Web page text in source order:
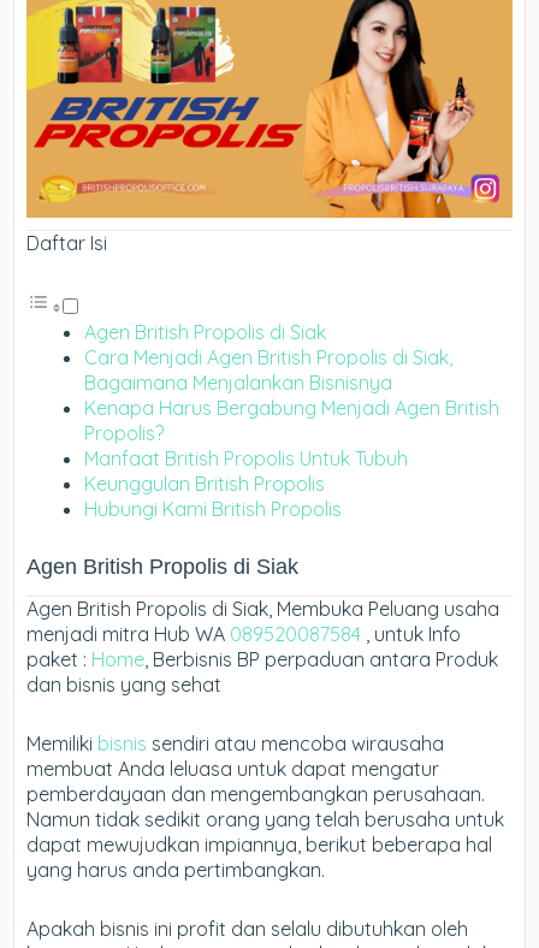
Daftar Isi
Agen British Propolis di Siak
Cara Menjadi Agen British Propolis di Siak,
Bagaimana Menjalankan Bisnisnya
Kenapa Harus Bergabung Menjadi Agen British
Propolis?
Manfaat British Propolis Untuk Tubuh
Keunggulan British Propolis
Hubungi Kami British Propolis
Agen British Propolis di Siak
Agen British Propolis di Siak, Membuka Peluang usaha
menjadi mitra Hub WA 089520087584 , untuk Info
paket : Home, Berbisnis BP perpaduan antara Produk
dan bisnis yang sehat
Memiliki bisnis sendiri atau mencoba wirausaha
membuat Anda leluasa untuk dapat mengatur
pemberdayaan dan mengembangkan perusahaan.
Namun tidak sedikit orang yang telah berusaha untuk
dapat mewujudkan impiannya, berikut beberapa hal
yang harus anda pertimbangkan.
Apakah bisnis ini profit dan selalu dibutuhkan oleh